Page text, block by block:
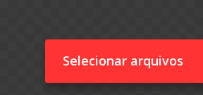
Selecionar arquivos